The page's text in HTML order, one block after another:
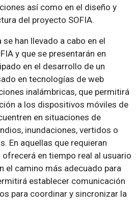
así como en el diseño y
del proyecto SOFIA.
han llevado a cabo en el
y que se presentarán en
en el desarrollo de un
en tecnologías de web
inalámbricas, que permitirá
a los dispositivos móviles de
en situaciones de
inundaciones, vertidos o
En aquellas que requieran
en tiempo real al usuario
el camino más adecuado para
establecer comunicación
para coordinar y sincronizar la